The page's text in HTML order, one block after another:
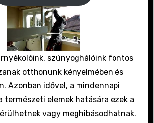
szúnyoghálóink fontos
otthonunk kényelmében és
Azonban idővel, a mindennapi
természeti elemek hatására ezek a
vagy meghibásodhatnak.